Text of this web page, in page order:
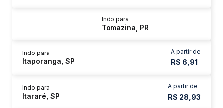
Indo para
Tomazina, PR
A partir de
R$ 6,91
Indo para
Itaporanga, SP
A partir de
R$ 28,93
Indo para
Itararé, SP